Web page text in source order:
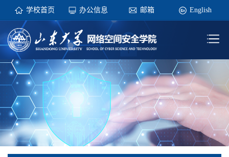
学校首页 办公信息 邮箱 English